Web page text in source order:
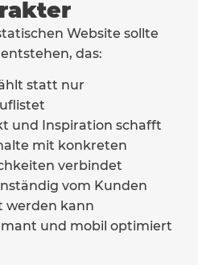
Website sollte
das:
statt nur
und Inspiration schafft
mit konkreten
verbindet
vom Kunden
werden kann
und mobil optimiert